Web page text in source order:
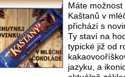
Máte
Kaštanů v
přichází s
Ty staví na
typické již od
jazyku, a